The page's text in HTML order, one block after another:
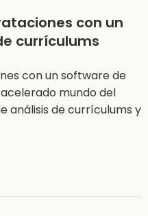
con un
currículums
con un software de
mundo del
análisis de currículums y